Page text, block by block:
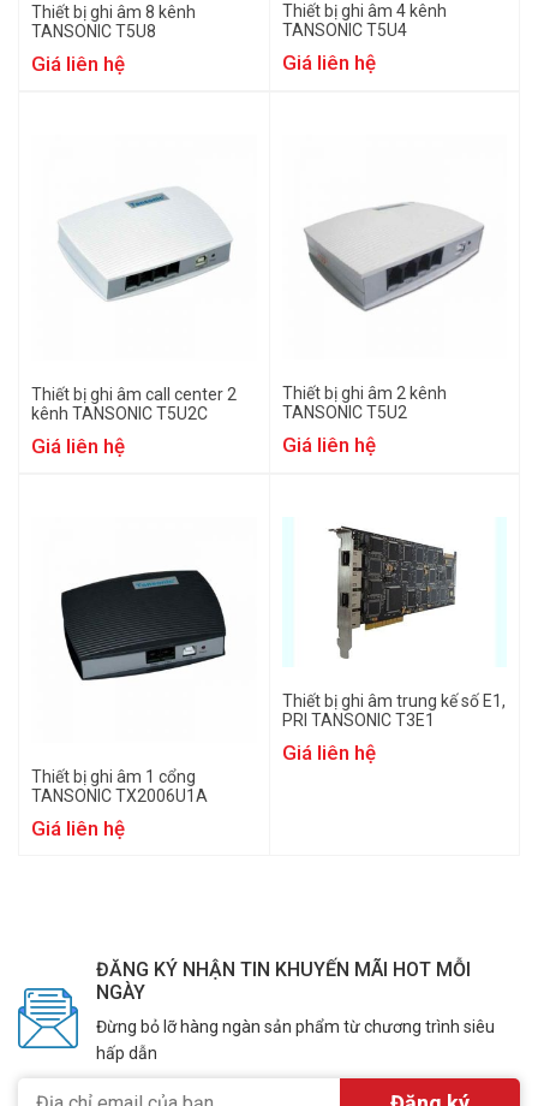
Thiết bị ghi âm 8 kênh
TANSONIC T5U8
Giá liên hệ
Thiết bị ghi âm 4 kênh
TANSONIC T5U4
Giá liên hệ
Thiết bị ghi âm call center 2
kênh TANSONIC T5U2C
Giá liên hệ
Thiết bị ghi âm 2 kênh
TANSONIC T5U2
Giá liên hệ
Thiết bị ghi âm 1 cổng
TANSONIC TX2006U1A
Giá liên hệ
Thiết bị ghi âm trung kế số E1,
PRI TANSONIC T3E1
Giá liên hệ
ĐĂNG KÝ NHẬN TIN KHUYẾN MÃI HOT MỖI
NGÀY
Đừng bỏ lỡ hàng ngàn sản phẩm từ chương trình siêu
hấp dẫn